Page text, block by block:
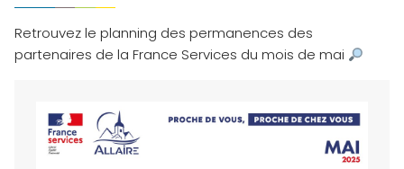
Retrouvez le planning des permanences des
partenaires de la France Services du mois de mai